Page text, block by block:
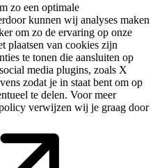
zo een optimale
kunnen wij analyses maken
om zo de ervaring op onze
plaatsen van cookies zijn
te tonen die aansluiten op
media plugins, zoals X
zodat je in staat bent om op
te delen. Voor meer
verwijzen wij je graag door